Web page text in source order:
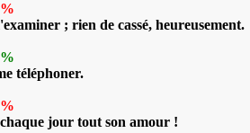
; rien de cassé, heureusement.
téléphoner.
jour tout son amour !